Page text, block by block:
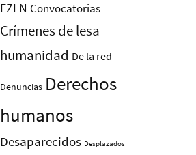
EZLN Convocatorias
Crímenes de lesa
humanidad De la red
Denuncias Derechos
humanos
Desaparecidos Desplazados